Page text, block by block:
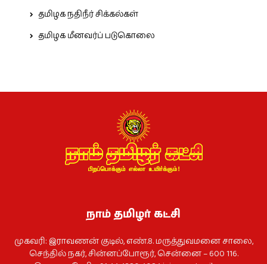
தமிழக நதிநீர் சிக்கல்கள்
தமிழக மீனவர்ப் படுகொலை
நாம் தமிழர் கட்சி
முகவரி: இராவணன் குடில், எண்.8. மருத்துவமனை சாலை,
செந்தில் நகர், சின்னப்போரூர், சென்னை – 600 116.